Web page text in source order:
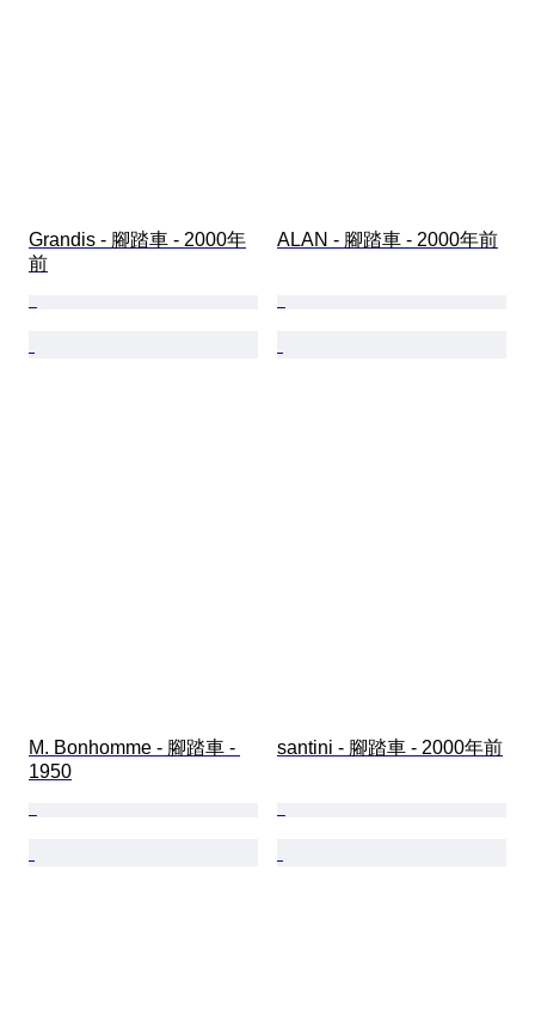
Grandis - 腳踏車 - 2000年
前
ALAN - 腳踏車 - 2000年前
M. Bonhomme - 腳踏車 -
1950
santini - 腳踏車 - 2000年前